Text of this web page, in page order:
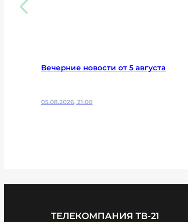
Вечерние новости от 5 августа
05.08.2026, 21:00
ТЕЛЕКОМПАНИЯ ТВ-21